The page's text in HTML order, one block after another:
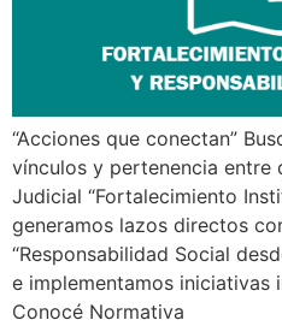
“Acciones que conectan”
vínculos y pertenencia entre
Judicial “Fortalecimiento
generamos lazos directos
“Responsabilidad Social
e implementamos iniciativas
Conocé Normativa